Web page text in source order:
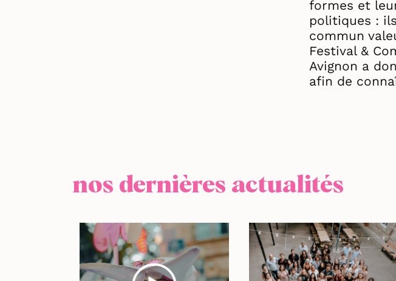
formes et
politiques :
commun
Festival &
Avignon a
afin de
nos dernières actualités